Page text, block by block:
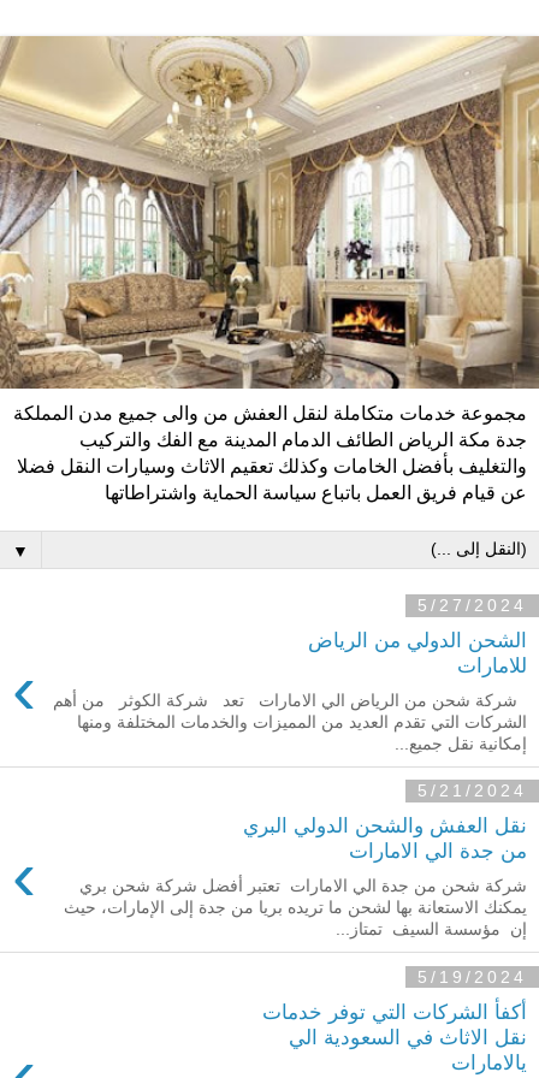
مجموعة خدمات متكاملة لنقل العفش من والى جميع مدن المملكة
جدة مكة الرياض الطائف الدمام المدينة مع الفك والتركيب
والتغليف بأفضل الخامات وكذلك تعقيم الاثاث وسيارات النقل فضلا
عن قيام فريق العمل باتباع سياسة الحماية واشتراطاتها
▼
5/27/2024
الشحن الدولي من الرياض
للامارات
›
شركة شحن من الرياض الي الامارات تعد شركة الكوثر من أهم
الشركات التي تقدم العديد من المميزات والخدمات المختلفة ومنها
إمكانية نقل جميع...
5/21/2024
نقل العفش والشحن الدولي البري
من جدة الي الامارات
›
شركة شحن من جدة الي الامارات تعتبر أفضل شركة شحن بري
يمكنك الاستعانة بها لشحن ما تريده بريا من جدة إلى الإمارات، حيث
إن مؤسسة السيف تمتاز...
5/19/2024
أكفأ الشركات التي توفر خدمات
نقل الاثاث في السعودية الي
يالامارات